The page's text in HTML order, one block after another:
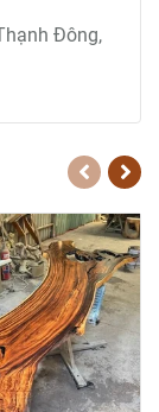
Đông,